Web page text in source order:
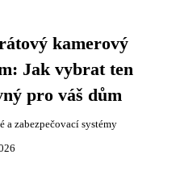
kamerový
Jak vybrat ten
pro váš dům
a zabezpečovací systémy